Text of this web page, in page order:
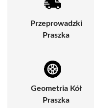
Przeprowadzki
Praszka
Geometria Kół
Praszka